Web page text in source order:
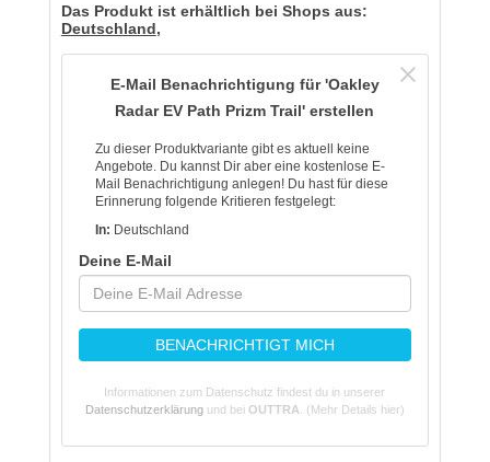
Das Produkt ist erhältlich bei Shops aus:
Deutschland,
E-Mail Benachrichtigung für 'Oakley
Radar EV Path Prizm Trail' erstellen
Zu dieser Produktvariante gibt es aktuell keine
Angebote. Du kannst Dir aber eine kostenlose E-
Mail Benachrichtigung anlegen! Du hast für diese
Erinnerung folgende Kritieren festgelegt:
In: Deutschland
Deine E-Mail
BENACHRICHTIGT MICH
Informationen zum Datenschutz findest du in unserer
Datenschutzerklärungund bei OUTTRA (Mehr Details hier)